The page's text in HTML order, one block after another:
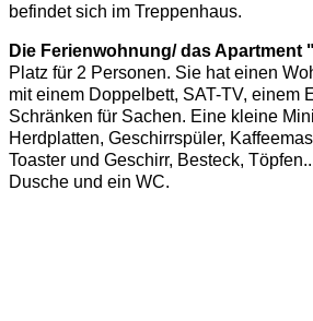
befindet sich im Treppenhaus.
Die Ferienwohnung/ das Apartment
Platz für 2 Personen. Sie hat einen
mit einem Doppelbett, SAT-TV, einem
Schränken für Sachen. Eine kleine
Herdplatten, Geschirrspüler,
Toaster und Geschirr, Besteck,
Dusche und ein WC.